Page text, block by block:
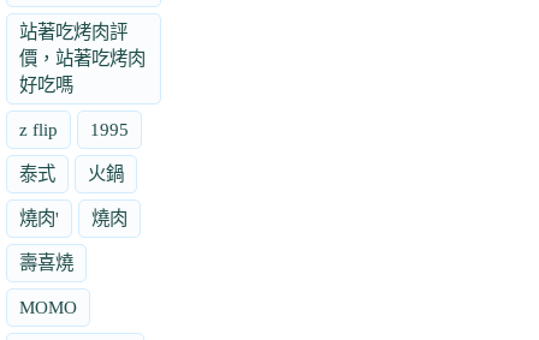
站著吃烤肉評
價，站著吃烤肉
好吃嗎
z flip 1995
泰式 火鍋
燒肉' 燒肉
壽喜燒
MOMO